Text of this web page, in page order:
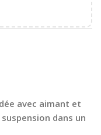
avec aimant et
dans un